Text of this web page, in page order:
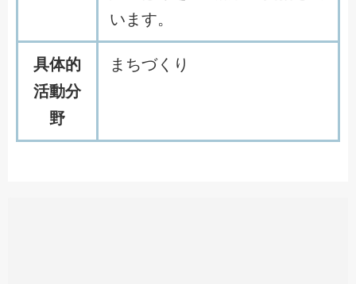
います。
具体的
活動分
野
まちづくり